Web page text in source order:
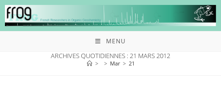
MENU
ARCHIVES QUOTIDIENNES : 21 MARS 2012
> > Mar > 21